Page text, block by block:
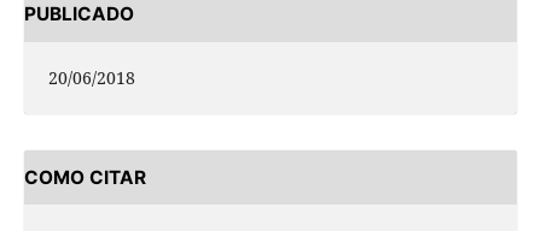
PUBLICADO
20/06/2018
COMO CITAR